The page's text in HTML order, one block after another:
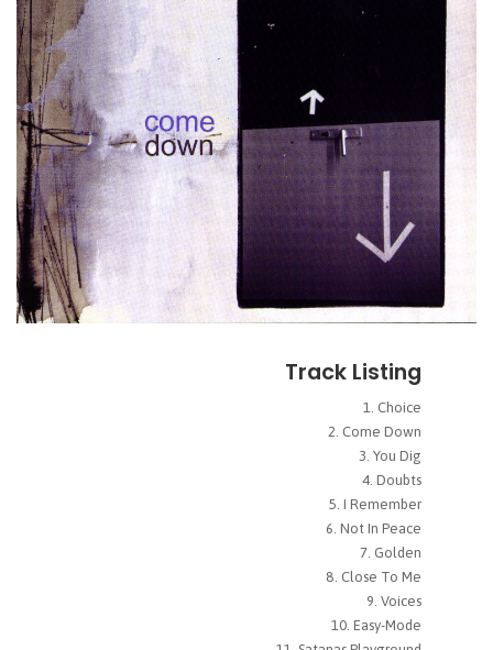
Track Listing
Choice
Come Down
You Dig
Doubts
I Remember
Not In Peace
Golden
Close To Me
Voices
Easy-Mode